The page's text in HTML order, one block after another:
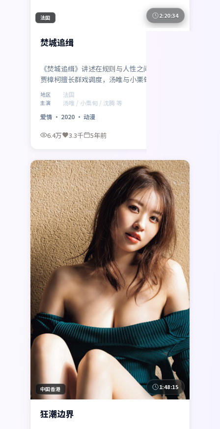
法国 2:20:34
焚城追缉
《焚城追缉》讲述在规则与人性之间的拉扯：
贾樟柯擅长群戏调度，汤唯与小栗旬的对手戏
尤为出彩，沈腾、孙艺珍亦贡献记忆点角色。
法国联合出品，爱情类型定位清晰，2020年2
月17日 与观众见面。
地区 法国
主演
汤唯 / 小栗旬 / 沈腾 等
爱情 · 2020 · 动漫
6.4万 3.3千 5年前
最新
中国香港 1:48:15
狂潮边界